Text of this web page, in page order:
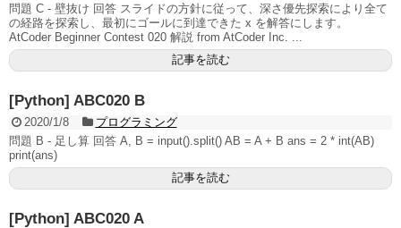
問題 C - 壁抜け 回答 スライドの方針に従って、深さ優先探索により全て
の経路を探索し、最初にゴールに到達できた x を解答にします。
AtCoder Beginner Contest 020 解説 from AtCoder Inc. ...
記事を読む
[Python] ABC020 B
2020/1/8
プログラミング
問題 B - 足し算 回答 A, B = input().split() AB = A + B ans = 2 * int(AB)
print(ans)
記事を読む
[Python] ABC020 A